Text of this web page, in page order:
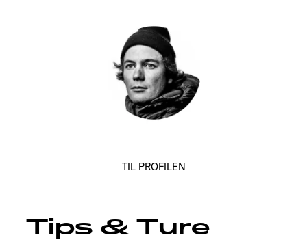
TIL PROFILEN
Tips & Ture